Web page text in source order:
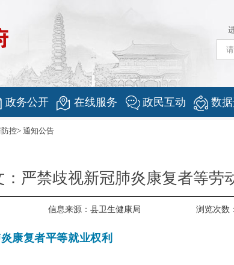
政务公开 在线服务 政民互动 数
控> 通知公告
严禁歧视新冠肺炎康复者等劳
信息来源： 县卫生健康局 浏览次数：
康复者平等就业权利